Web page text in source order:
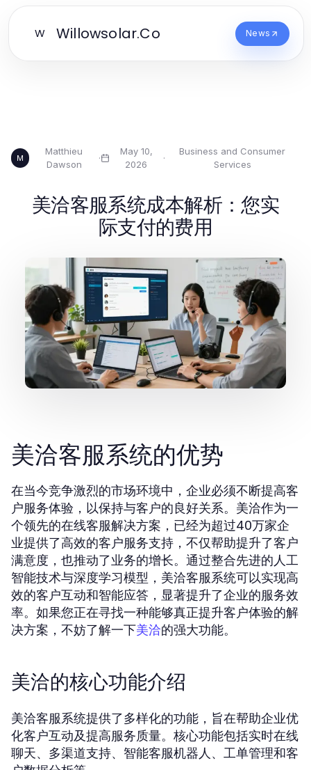
W Willowsolar.Co News
M
Matthieu
Dawson
·
May 10,
2026
·
Business and Consumer
Services
美洽客服系统成本解析：您实
际支付的费用
美洽客服系统的优势
在当今竞争激烈的市场环境中，企业必须不断提高客
户服务体验，以保持与客户的良好关系。美洽作为一
个领先的在线客服解决方案，已经为超过40万家企
业提供了高效的客户服务支持，不仅帮助提升了客户
满意度，也推动了业务的增长。通过整合先进的人工
智能技术与深度学习模型，美洽客服系统可以实现高
效的客户互动和智能应答，显著提升了企业的服务效
率。如果您正在寻找一种能够真正提升客户体验的解
决方案，不妨了解一下美洽的强大功能。
美洽的核心功能介绍
美洽客服系统提供了多样化的功能，旨在帮助企业优
化客户互动及提高服务质量。核心功能包括实时在线
聊天、多渠道支持、智能客服机器人、工单管理和客